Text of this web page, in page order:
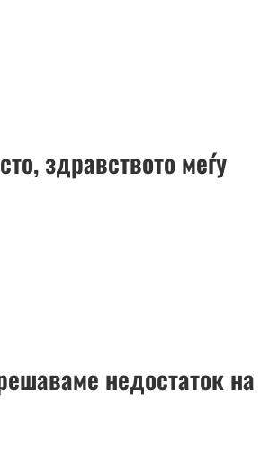
здравството меѓу
недостаток на